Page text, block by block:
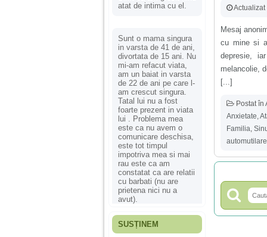
atat de intima cu el.
Sunt o mama singura
in varsta de 41 de ani,
divortata de 15 ani. Nu
mi-am refacut viata,
am un baiat in varsta
de 22 de ani pe care l-
am crescut singura.
Tatal lui nu a fost
foarte prezent in viata
lui . Problema mea
este ca nu avem o
comunicare deschisa,
este tot timpul
impotriva mea si mai
rau este ca am
constatat ca are relatii
cu barbati (nu are
prietena nici nu a
avut).
Fiica mea s-a nascut
SUSȚINEM
Actualizat
Mesaj
cu mine si
depresie,
melancolie,
[...]
Postat în
Anxietate
Familia
automutilare